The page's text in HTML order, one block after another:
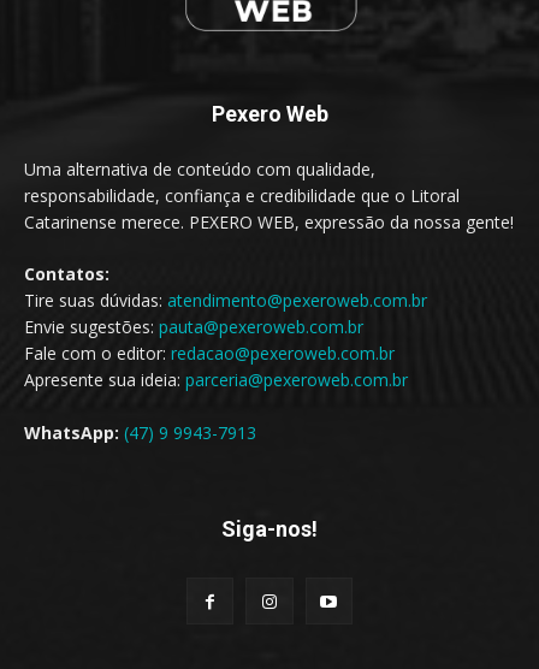
Pexero Web
Uma alternativa de conteúdo com qualidade,
responsabilidade, confiança e credibilidade que o Litoral
Catarinense merece. PEXERO WEB, expressão da nossa gente!
Contatos:
Tire suas dúvidas: atendimento@pexeroweb.com.br
Envie sugestões: pauta@pexeroweb.com.br
Fale com o editor: redacao@pexeroweb.com.br
Apresente sua ideia: parceria@pexeroweb.com.br
WhatsApp: (47) 9 9943-7913
Siga-nos!